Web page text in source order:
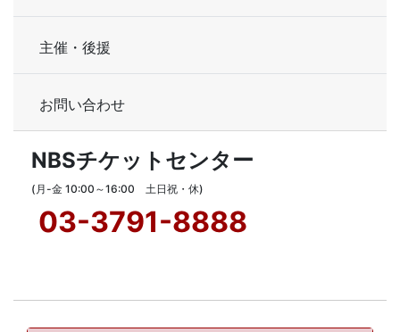
主催・後援
お問い合わせ
NBSチケットセンター
(月-金 10:00～16:00 土日祝・休)
03-3791-8888